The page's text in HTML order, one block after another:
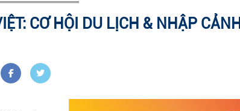
CƠ HỘI DU LỊCH & NHẬP CẢNH